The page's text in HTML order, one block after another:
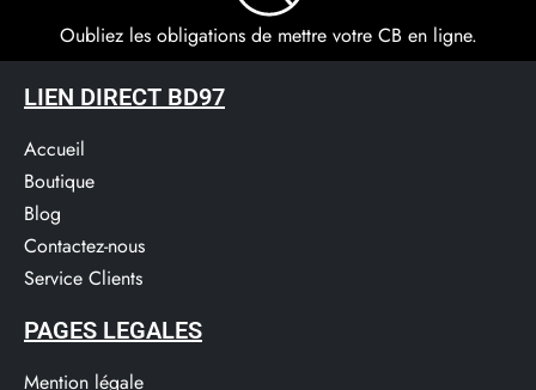
Oubliez les obligations de mettre votre CB en ligne.
LIEN DIRECT BD97
Accueil
Boutique
Blog
Contactez-nous
Service Clients​
PAGES LEGALES
Mention légale